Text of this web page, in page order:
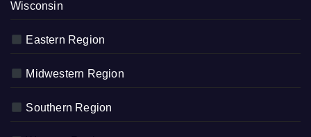
Wisconsin
Eastern Region
Midwestern Region
Southern Region